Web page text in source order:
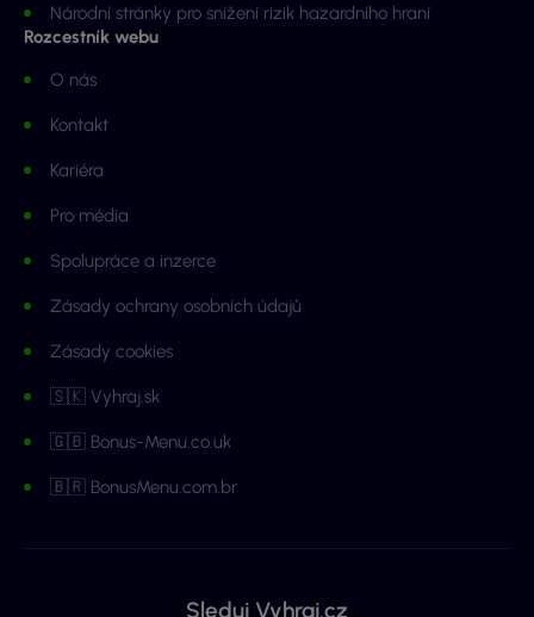
Národní stránky pro snížení rizik hazardního hraní
Rozcestník webu
O nás
Kontakt
Kariéra
Pro média
Spolupráce a inzerce
Zásady ochrany osobních údajů
Zásady cookies
🇸🇰 Vyhraj.sk
🇬🇧 Bonus-Menu.co.uk
🇧🇷 BonusMenu.com.br
Sleduj Vyhraj.cz